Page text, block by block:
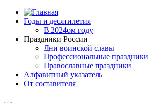
Годы и десятилетия
В 2024ом году
Праздники России
Дни воинской славы
Профессиональные праздники
Православные праздники
Алфавитный указатель
От составителя